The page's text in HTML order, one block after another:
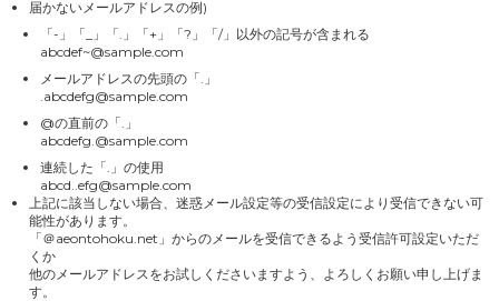
届かないメールアドレスの例)
「-」「_」「.」「+」「?」「/」以外の記号が含まれる
abcdef~@sample.com
メールアドレスの先頭の「.」
.abcdefg@sample.com
@の直前の「.」
abcdefg.@sample.com
連続した「.」の使用
abcd..efg@sample.com
上記に該当しない場合、迷惑メール設定等の受信設定により受信できない可
能性があります。
「＠aeontohoku.net」からのメールを受信できるよう受信許可設定いただ
くか
他のメールアドレスをお試しくださいますよう、よろしくお願い申し上げま
す。